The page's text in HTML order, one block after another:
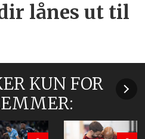
lånes ut til
KUN FOR